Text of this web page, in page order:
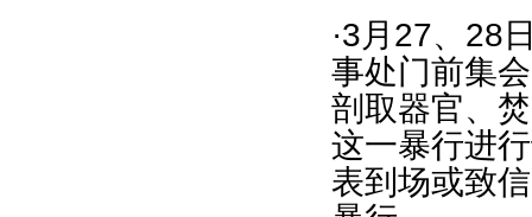
·3月27、28
事处门前集
剖取器官、
这一暴行进
表到场或致